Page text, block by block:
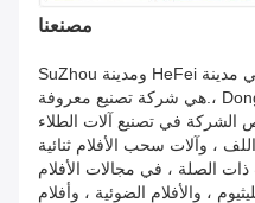
مصنعنا
Dongheng (dswintec.com) يقع في مدينة HeFei ومدينة SuZhou
، Dongsheng M&E Tech Co.، Ltd.هي شركة تصنيع معروفة
الشركة في تصنيع آلات الطلاء
، وآلات سحب الأفلام ثنائية
ذات الصلة ، في مجالات الأفلام
، والأفلام الضوئية ، وأفلام